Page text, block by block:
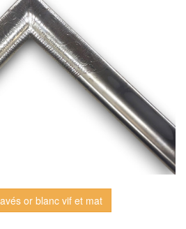
or blanc vif et mat